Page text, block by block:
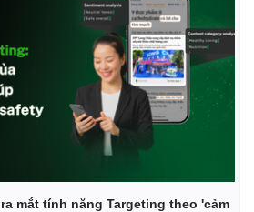
Việt Nam
Phân tích
mắt tính năng Targeting theo 'cảm